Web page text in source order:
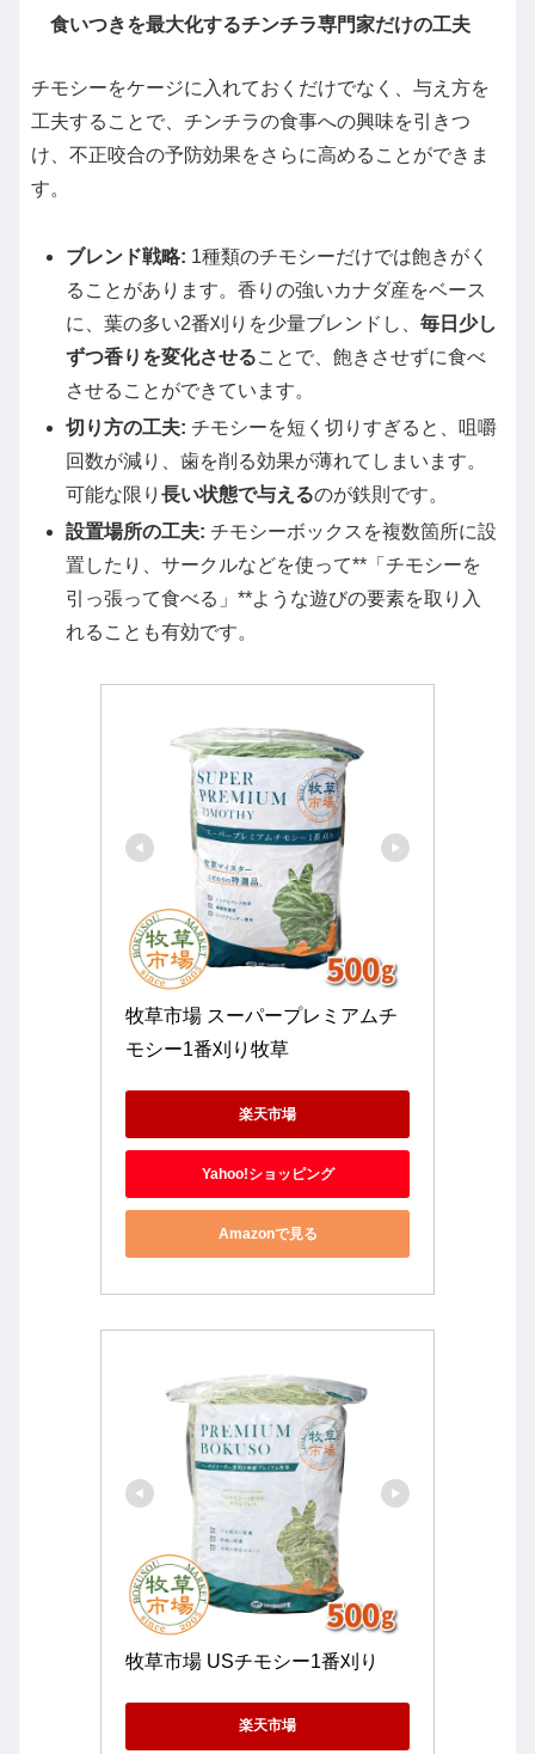
食いつきを最大化するチンチラ専門家だけの工夫
チモシーをケージに入れておくだけでなく、与え方を
工夫することで、チンチラの食事への興味を引きつ
け、不正咬合の予防効果をさらに高めることができま
す。
ブレンド戦略: 1種類のチモシーだけでは飽きがく
ることがあります。香りの強いカナダ産をベース
に、葉の多い2番刈りを少量ブレンドし、毎日少し
ずつ香りを変化させることで、飽きさせずに食べ
させることができています。
切り方の工夫: チモシーを短く切りすぎると、咀嚼
回数が減り、歯を削る効果が薄れてしまいます。
可能な限り長い状態で与えるのが鉄則です。
設置場所の工夫: チモシーボックスを複数箇所に設
置したり、サークルなどを使って**「チモシーを
引っ張って食べる」**ような遊びの要素を取り入
れることも有効です。
牧草市場 スーパープレミアムチ
モシー1番刈り牧草
楽天市場
Yahoo!ショッピング
Amazonで見る
牧草市場 USチモシー1番刈り
楽天市場